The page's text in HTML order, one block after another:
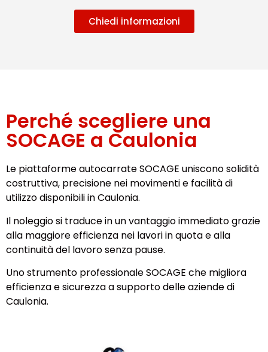
Chiedi informazioni
Perché scegliere una
SOCAGE a Caulonia
Le piattaforme autocarrate SOCAGE uniscono solidità
costruttiva, precisione nei movimenti e facilità di
utilizzo disponibili in Caulonia.
Il noleggio si traduce in un vantaggio immediato grazie
alla maggiore efficienza nei lavori in quota e alla
continuità del lavoro senza pause.
Uno strumento professionale SOCAGE che migliora
efficienza e sicurezza a supporto delle aziende di
Caulonia.